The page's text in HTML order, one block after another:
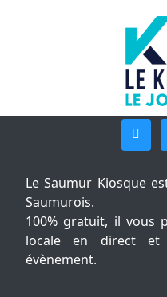
Le Saumur Kiosque
Saumurois.
100% gratuit, il vous
locale en direct et
évènement.